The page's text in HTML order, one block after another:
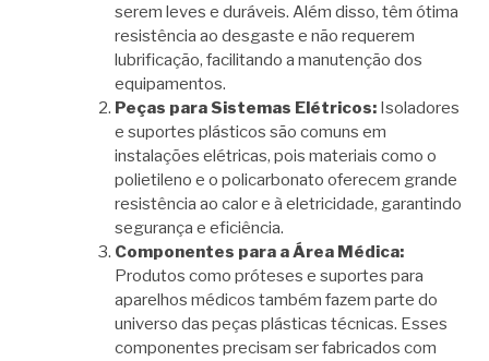
serem leves e duráveis. Além disso, têm ótima
resistência ao desgaste e não requerem
lubrificação, facilitando a manutenção dos
equipamentos.
Peças para Sistemas Elétricos: Isoladores
e suportes plásticos são comuns em
instalações elétricas, pois materiais como o
polietileno e o policarbonato oferecem grande
resistência ao calor e à eletricidade, garantindo
segurança e eficiência.
Componentes para a Área Médica:
Produtos como próteses e suportes para
aparelhos médicos também fazem parte do
universo das peças plásticas técnicas. Esses
componentes precisam ser fabricados com